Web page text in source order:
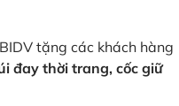
tặng các khách hàng
đay thời trang, cốc giữ